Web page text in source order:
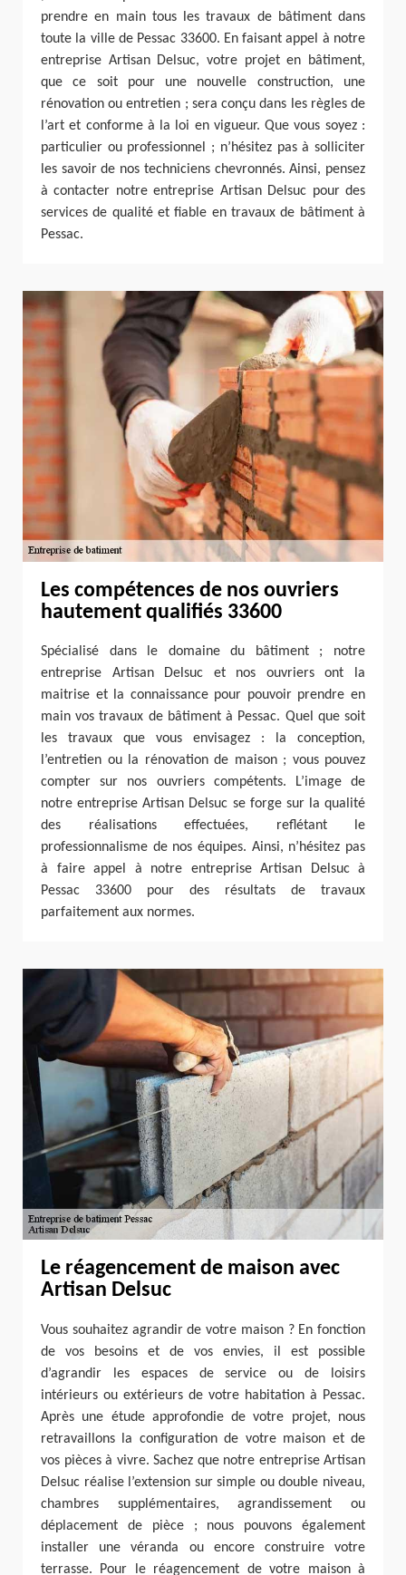
prendre en main tous les travaux de bâtiment dans
toute la ville de Pessac 33600. En faisant appel à notre
entreprise Artisan Delsuc, votre projet en bâtiment,
que ce soit pour une nouvelle construction, une
rénovation ou entretien ; sera conçu dans les règles de
l’art et conforme à la loi en vigueur. Que vous soyez :
particulier ou professionnel ; n’hésitez pas à solliciter
les savoir de nos techniciens chevronnés. Ainsi, pensez
à contacter notre entreprise Artisan Delsuc pour des
services de qualité et fiable en travaux de bâtiment à
Pessac.
Les compétences de nos ouvriers
hautement qualifiés 33600
Spécialisé dans le domaine du bâtiment ; notre
entreprise Artisan Delsuc et nos ouvriers ont la
maitrise et la connaissance pour pouvoir prendre en
main vos travaux de bâtiment à Pessac. Quel que soit
les travaux que vous envisagez : la conception,
l’entretien ou la rénovation de maison ; vous pouvez
compter sur nos ouvriers compétents. L’image de
notre entreprise Artisan Delsuc se forge sur la qualité
des réalisations effectuées, reflétant le
professionnalisme de nos équipes. Ainsi, n’hésitez pas
à faire appel à notre entreprise Artisan Delsuc à
Pessac 33600 pour des résultats de travaux
parfaitement aux normes.
Le réagencement de maison avec
Artisan Delsuc
Vous souhaitez agrandir de votre maison ? En fonction
de vos besoins et de vos envies, il est possible
d’agrandir les espaces de service ou de loisirs
intérieurs ou extérieurs de votre habitation à Pessac.
Après une étude approfondie de votre projet, nous
retravaillons la configuration de votre maison et de
vos pièces à vivre. Sachez que notre entreprise Artisan
Delsuc réalise l’extension sur simple ou double niveau,
chambres supplémentaires, agrandissement ou
déplacement de pièce ; nous pouvons également
installer une véranda ou encore construire votre
terrasse. Pour le réagencement de votre maison à